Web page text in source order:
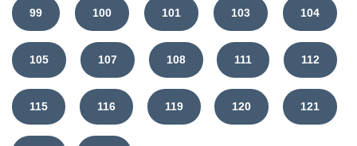
99 100 101 103 104
105 107 108 111 112
115 116 119 120 121